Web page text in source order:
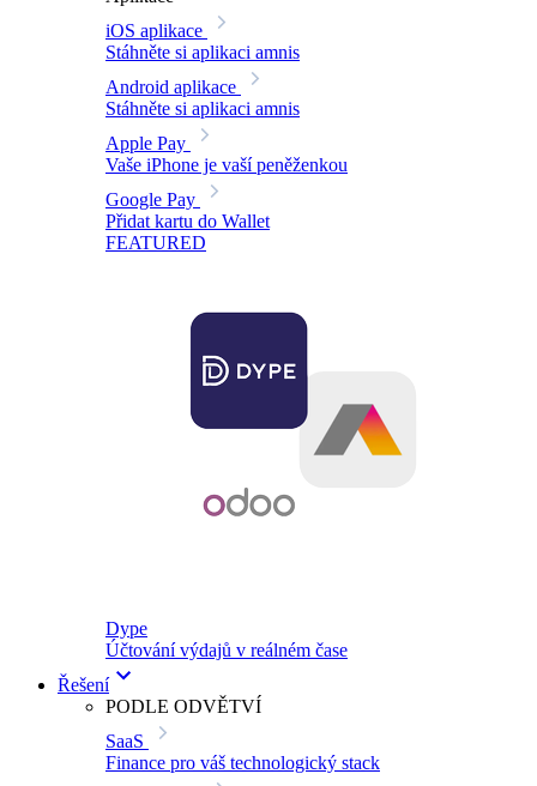
iOS aplikace
Stáhněte si aplikaci amnis
Android aplikace
Stáhněte si aplikaci amnis
Apple Pay
Vaše iPhone je vaší peněženkou
Google Pay
Přidat kartu do Wallet
FEATURED
Dype
Účtování výdajů v reálném čase
Řešení
PODLE ODVĚTVÍ
SaaS
Finance pro váš technologický stack